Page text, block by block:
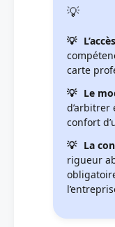
carte
Le
d’arbitrer
confort
La
rigueur